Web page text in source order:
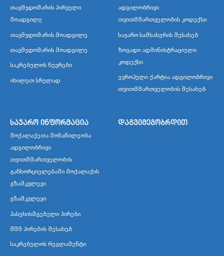
თავმჯდომარის პირველი
მოადგილე
თავმჯდომარის მოადგილე
თავმჯდომარის მოადგილე
საკრებულოს წევრები
იხილეთ სრულად
ადგილობრივი
თვითმმართველობის კოდექსი
საჯარო სამსახურის შესახებ
ზოგადი ადმინისტრაციული
კოდექსი
ევროპული ქარტია ადგილობრივი
თვითმმართველობის შესახებ
საჯარო ინფორმაცია
მოქალაქეთა მონაწილეობა
ადგილობრივი
თვითმმართველობის
განხორციელებაში მოქალაქის
გზამკვლევი
გზამკვლევი
პასუხისმგებელი პირები
შშმ პირების შესახებ
საკრებულოს რეგლამენტი
დაგვიმეგობრდით